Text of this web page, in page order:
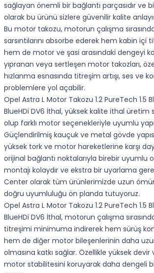
sağlayan önemli bir bağlantı parçasıdır ve
olarak bu ürünü sizlere güvenilir kalite
Bu motor takozu, motorun çalışma
sarsıntılarını absorbe ederek hem kabin içi
hem de motor ve şasi arasındaki dengeyi
yıpranan veya sertleşen motor takozları,
hızlanma esnasında titreşim artışı, ses ve
problemlere yol açabilir.
Opel Astra L Motor Takozu 1.2 PureTech 1.5
BlueHDi DV6 İthal, yüksek kalite ithal üretim
olup farklı motor seçenekleriyle uyumlu
Güçlendirilmiş kauçuk ve metal gövde
yüksek tork ve motor hareketlerine karşı
orijinal bağlantı noktalarıyla birebir uyumlu
montajı kolaydır ve ekstra bir uyarlama
Center olarak tüm ürünlerimizde uzun
doğru uyumluluğu ön planda tutuyoruz.
Opel Astra L Motor Takozu 1.2 PureTech 1.5
BlueHDi DV6 İthal, motorun çalışma
titreşimi minimuma indirerek hem sürüş
hem de diğer motor bileşenlerinin daha
olmasına katkı sağlar. Özellikle yüksek devir
motor stabilitesini koruyarak daha dengeli